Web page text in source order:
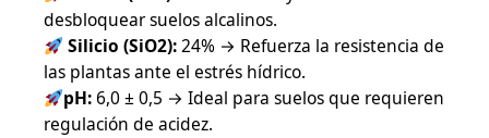
desbloquear suelos alcalinos.
Silicio (SiO2):24% → Refuerza la resistencia de
las plantas ante el estrés hídrico.
pH:6,0 ± 0,5 → Ideal para suelos que requieren
regulación de acidez.